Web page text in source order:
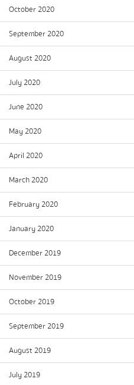
October 2020
September 2020
August 2020
July 2020
June 2020
May 2020
April 2020
March 2020
February 2020
January 2020
December 2019
November 2019
October 2019
September 2019
August 2019
July 2019